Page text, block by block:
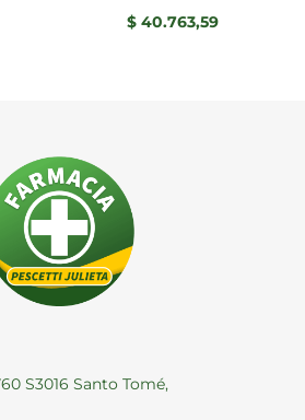
$40.763,59
S3016 Santo Tomé,